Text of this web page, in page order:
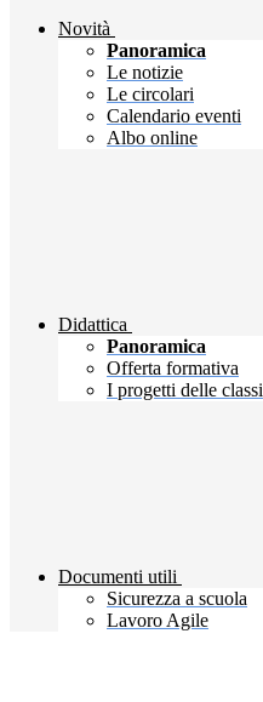
Novità
Panoramica
Le notizie
Le circolari
Calendario eventi
Albo online
Didattica
Panoramica
Offerta formativa
I progetti delle classi
Documenti utili
Sicurezza a scuola
Lavoro Agile